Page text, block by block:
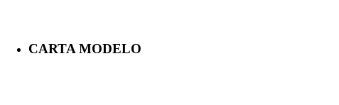
CARTA MODELO